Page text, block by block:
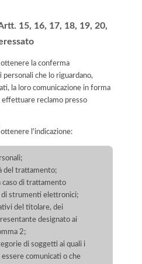
15, 16, 17, 18, 19, 20,
la conferma
che lo riguardano,
la loro comunicazione in forma
reclamo presso
l'indicazione:
del trattamento;
caso di trattamento
strumenti elettronici;
del titolare, dei
designato ai
2;
di soggetti ai quali i
comunicati o che